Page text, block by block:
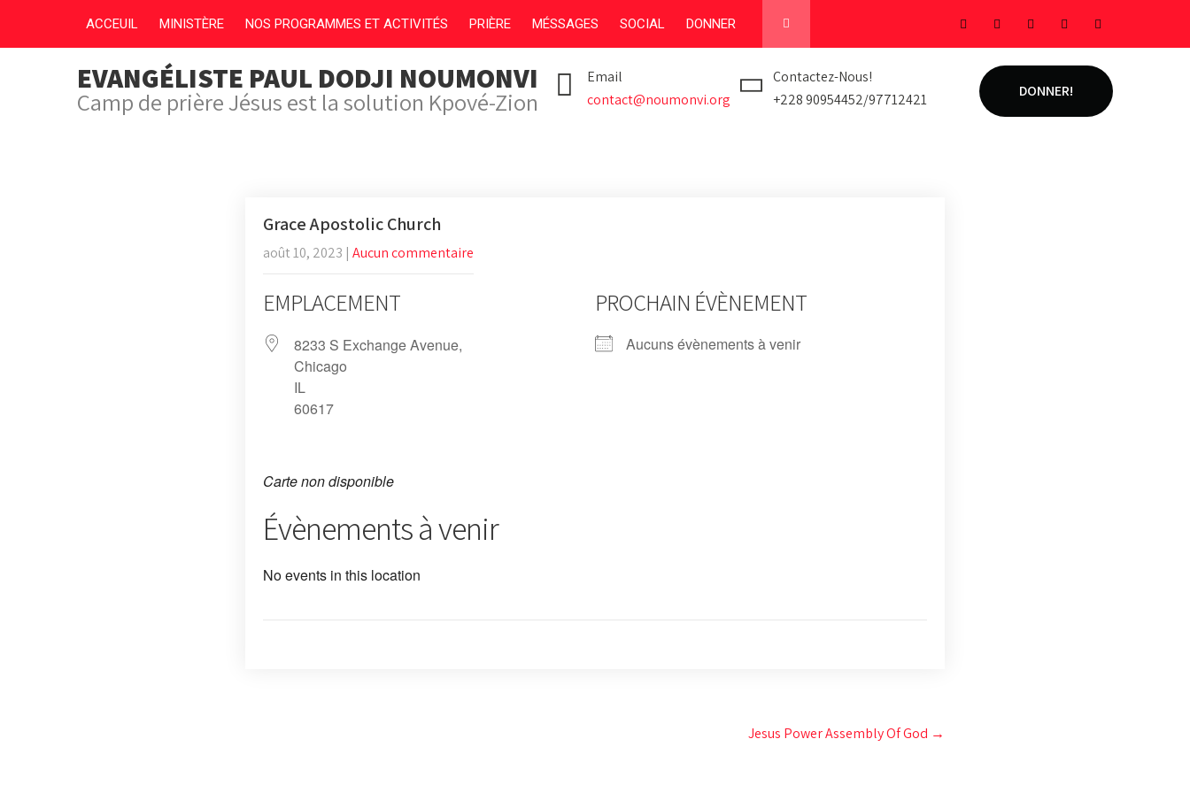
ACCEUIL MINISTÈRE NOS PROGRAMMES ET ACTIVITÉS PRIÈRE MÉSSAGES SOCIAL DONNER
EVANGÉLISTE PAUL DODJI NOUMONVI
Camp de prière Jésus est la solution Kpové-Zion
Email
contact@noumonvi.org
Contactez-Nous!
+228 90954452/97712421
DONNER!
Grace Apostolic Church
août 10, 2023 | Aucun commentaire
EMPLACEMENT
8233 S Exchange Avenue,
Chicago
IL
60617
PROCHAIN ÉVÈNEMENT
Aucuns évènements à venir
Carte non disponible
Évènements à venir
No events in this location
Jesus Power Assembly Of God →